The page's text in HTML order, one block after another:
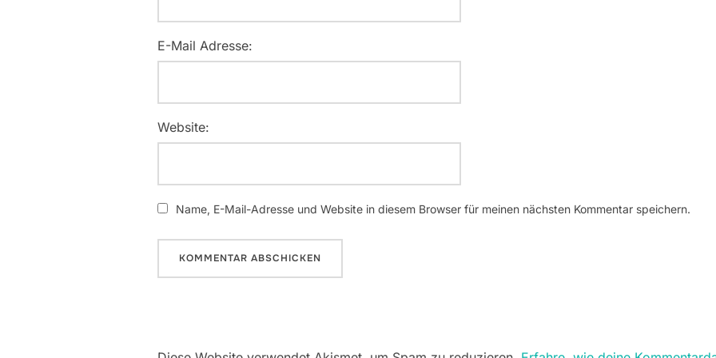
E-Mail Adresse:
Website:
Name, E-Mail-Adresse und Website in diesem Browser für meinen nächsten Kommentar speichern.